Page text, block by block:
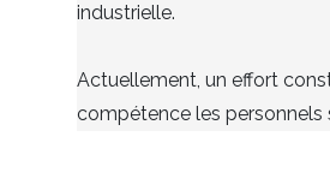
industrielle.
Actuellement, un effort
compétence les personnels